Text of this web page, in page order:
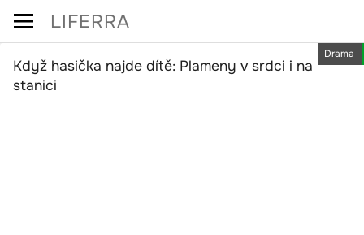
Skip
content
LIFERRA
Drama
Když hasička najde dítě: Plameny v srdci i na
stanici